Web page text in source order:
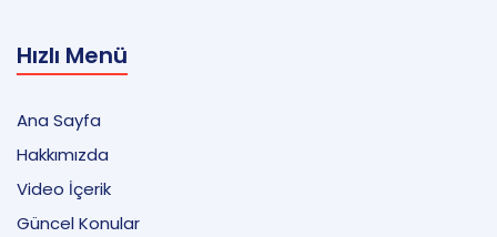
Hızlı Menü
Ana Sayfa
Hakkımızda
Video İçerik
Güncel Konular